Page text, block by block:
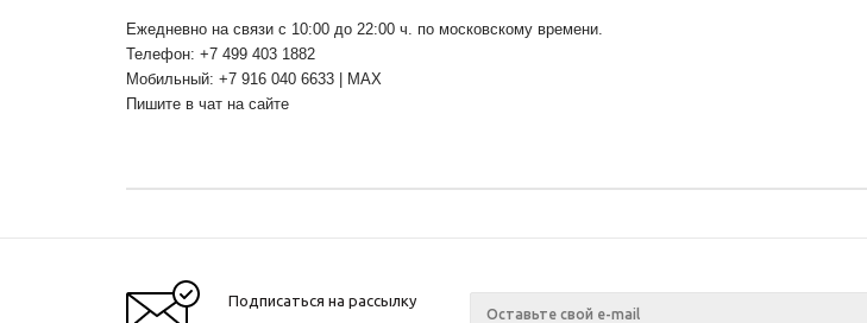
Ежедневно на связи с 10:00 до 22:00 ч. по московскому времени.
Телефон: +7 499 403 1882
Мобильный: +7 916 040 6633 | MAX
Пишите в чат на сайте
Подписаться на рассылку